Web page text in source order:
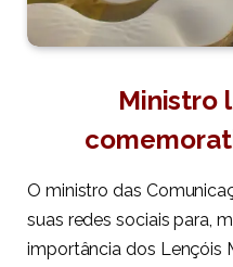
Ministro
O ministro das
suas redes sociais para,
importância dos Lençóis